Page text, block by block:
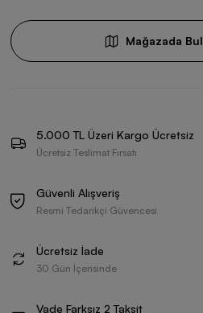
Mağazada Bul
5.000 TL Üzeri Kargo Ücretsiz
Ücretsiz Teslimat Fırsatı
Güvenli Alışveriş
Resmi Tedarikçi Güvencesi
Ücretsiz İade
30 Gün İçerisinde
Vade Farksız 2 Taksit